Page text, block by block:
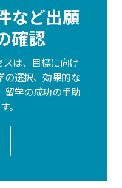
など出願
確認
スは、目標に向け
の選択、効果的な
留学の成功の手助
。